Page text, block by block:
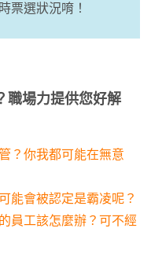
票選狀況唷！
職場力提供您好解
？你我都可能在無意
能會被認定是霸凌呢？
員工該怎麼辦？可不經